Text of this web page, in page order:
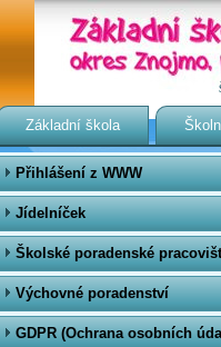
Základní škola
Přihlášení z WWW
Jídelníček
Školské poradenské
Výchovné poradenství
GDPR (Ochrana osobních